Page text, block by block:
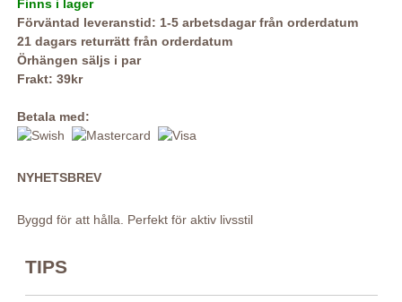
Finns i lager
Förväntad leveranstid: 1-5 arbetsdagar från orderdatum
21 dagars returrätt från orderdatum
Örhängen säljs i par
Frakt: 39kr
Betala med:
NYHETSBREV
Byggd för att hålla. Perfekt för aktiv livsstil
TIPS